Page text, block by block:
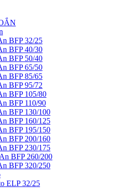
BFP 32/25
BFP 40/30
BFP 50/40
BFP 65/50
BFP 85/65
BFP 95/72
BFP 105/80
BFP 110/90
BFP 130/100
BFP 160/125
BFP 195/150
BFP 200/160
BFP 230/175
BFP 260/200
BFP 320/250
ELP 32/25